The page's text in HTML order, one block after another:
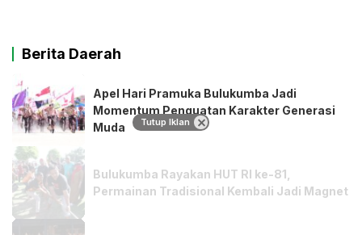
Berita Daerah
Apel Hari Pramuka Bulukumba Jadi
Momentum Penguatan Karakter Generasi
Muda
Bulukumba Rayakan HUT RI ke-81,
Permainan Tradisional Kembali Jadi Magnet
Tutup Iklan